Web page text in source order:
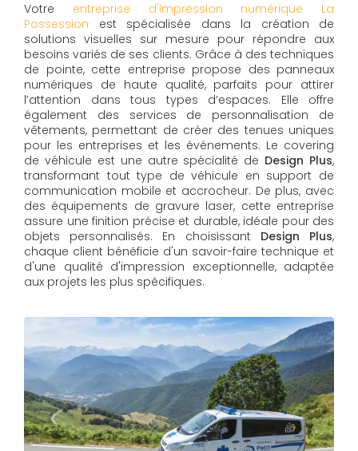
Votre entreprise d'impression numérique La
Possession est spécialisée dans la création de
solutions visuelles sur mesure pour répondre aux
besoins variés de ses clients. Grâce à des techniques
de pointe, cette entreprise propose des panneaux
numériques de haute qualité, parfaits pour attirer
l’attention dans tous types d’espaces. Elle offre
également des services de personnalisation de
vêtements, permettant de créer des tenues uniques
pour les entreprises et les événements. Le covering
de véhicule est une autre spécialité de Design Plus,
transformant tout type de véhicule en support de
communication mobile et accrocheur. De plus, avec
des équipements de gravure laser, cette entreprise
assure une finition précise et durable, idéale pour des
objets personnalisés. En choisissant Design Plus,
chaque client bénéficie d'un savoir-faire technique et
d'une qualité d'impression exceptionnelle, adaptée
aux projets les plus spécifiques.